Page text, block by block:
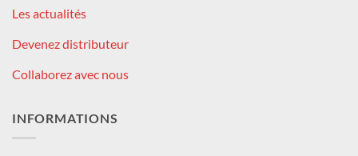
Les actualités
Devenez distributeur
Collaborez avec nous
INFORMATIONS